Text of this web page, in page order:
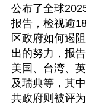
公布了全球
报告，检视逾
区政府如何遏
出的努力，报
美国、台湾、
及瑞典等，其
共政府则被评